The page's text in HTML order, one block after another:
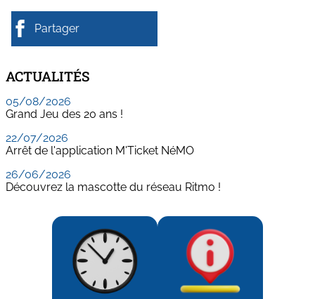
Partager
ACTUALITÉS
05/08/2026
Grand Jeu des 20 ans !
22/07/2026
Arrêt de l'application M'Ticket NéMO
26/06/2026
Découvrez la mascotte du réseau Ritmo !